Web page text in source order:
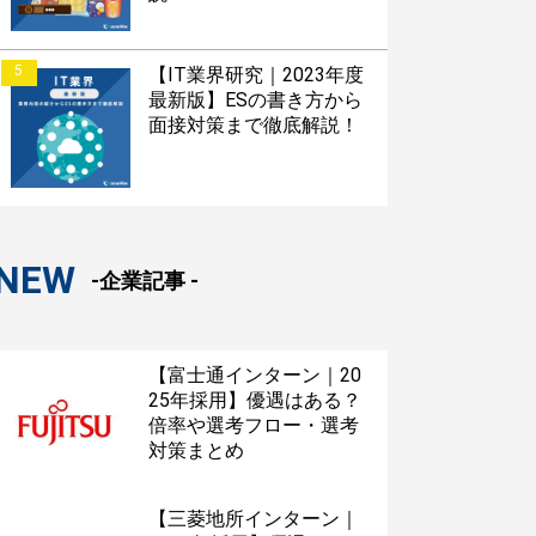
5
【IT業界研究｜2023年度
最新版】ESの書き方から
面接対策まで徹底解説！
-企業記事 -
【富士通インターン｜20
25年採用】優遇はある？
倍率や選考フロー・選考
対策まとめ
【三菱地所インターン｜